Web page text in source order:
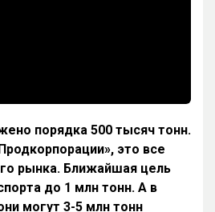
порядка 500 тысяч тонн.
это все
рынка. Ближайшая цель
до 1 млн тонн. А в
могут 3-5 млн тонн